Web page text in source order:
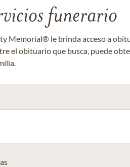
funerario
Memorial® le brinda acceso a
el obituario que busca, puede